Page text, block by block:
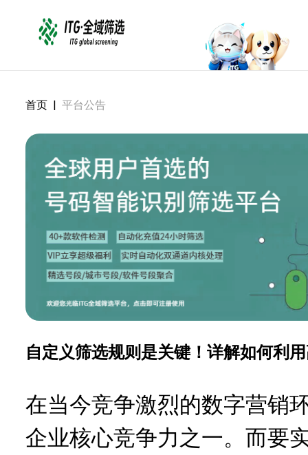
首页 | 平台公告
自定义筛选规则是关键！详解如何利
在当今竞争激烈的数字营销
企业核心竞争力之一。而要